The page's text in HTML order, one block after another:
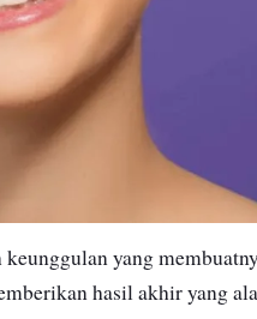
yang
hasil akhir yang